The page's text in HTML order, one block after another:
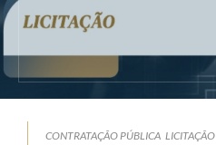
CONTRATAÇÃO PÚBLICA LICITAÇÃO